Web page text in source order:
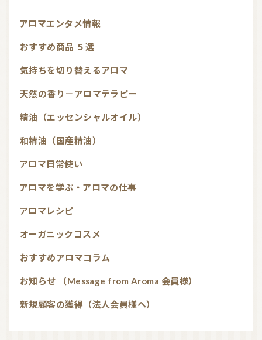
アロマエンタメ情報
おすすめ商品 ５選
気持ちを切り替えるアロマ
天然の香り－アロマテラピー
精油（エッセンシャルオイル）
和精油（国産精油）
アロマ日常使い
アロマを学ぶ・アロマの仕事
アロマレシピ
オーガニックコスメ
おすすめアロマコラム
お知らせ （Message from Aroma 会員様）
新規顧客の獲得（法人会員様へ）